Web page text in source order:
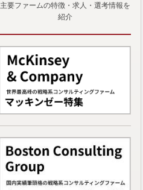
主要ファームの特徴・求人・選考情報を
紹介